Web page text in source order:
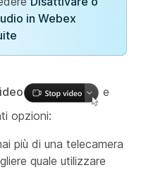
in Webex
e
opzioni:
più di una telecamera
quale utilizzare